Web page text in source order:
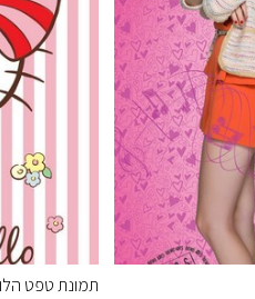
תמונת טפט הלו